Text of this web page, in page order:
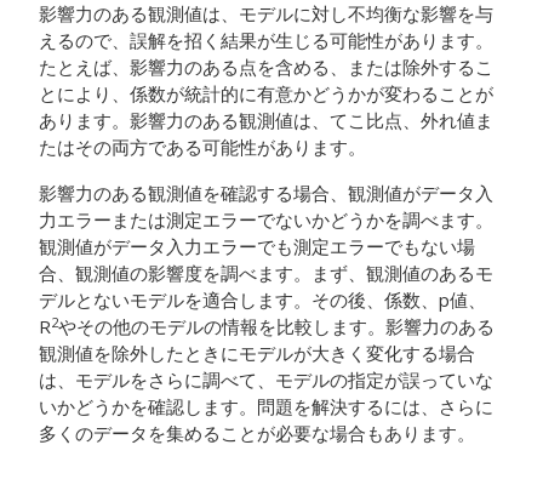
影響力のある観測値は、モデルに対し不均衡な影響を与
えるので、誤解を招く結果が生じる可能性があります。
たとえば、影響力のある点を含める、または除外するこ
とにより、係数が統計的に有意かどうかが変わることが
あります。影響力のある観測値は、てこ比点、外れ値ま
たはその両方である可能性があります。
影響力のある観測値を確認する場合、観測値がデータ入
力エラーまたは測定エラーでないかどうかを調べます。
観測値がデータ入力エラーでも測定エラーでもない場
合、観測値の影響度を調べます。まず、観測値のあるモ
デルとないモデルを適合します。その後、係数、p値、
R2やその他のモデルの情報を比較します。影響力のある
観測値を除外したときにモデルが大きく変化する場合
は、モデルをさらに調べて、モデルの指定が誤っていな
いかどうかを確認します。問題を解決するには、さらに
多くのデータを集めることが必要な場合もあります。